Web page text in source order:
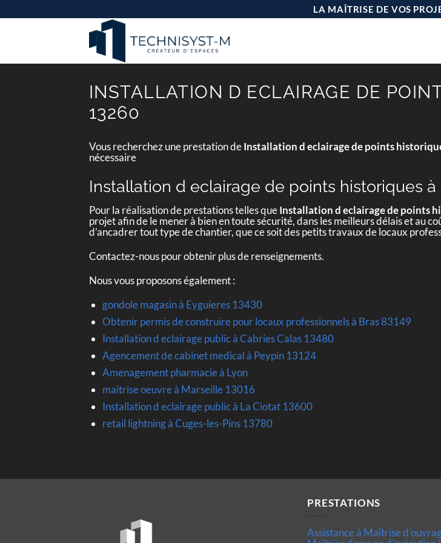
au
LA MAÎTRISE DE VOS
INSTALLATION D ECLAIRAGE DE
13260
Vous recherchez une prestation deInstallation d eclairage de points
nécessaire
Installation d eclairage de points historiques à
Pour la réalisation de prestations telles queInstallation d eclairage de points
projet afin de le mener à bien en toute sécurité, dans les meilleurs délais et au
d’ancadrer tout type de chantier, que ce soit des petits travaux de locaux
Contactez-nous pour obtenir plus de renseignements.
Nous vous proposons également :
gondole magasin à Eyguieres 13430
Obtenir permis de construire pour locaux professionnels à Bras 83149
Installation d eclairage public à Cabries Calas 13480
Agencement de cabinet medical à Peypin 13124
Amenagement pharmacie à Lyon
maitrise oeuvre à Marseille 13016
Installation d eclairage public à La Ciotat 13600
retail lightning à Cuges-les-Pins 13780
PRESTATIONS
Assistance à Maîtrise